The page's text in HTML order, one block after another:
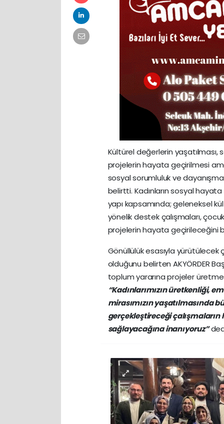
Kültürel değerlerin yaşatılması,
projelerin hayata geçirilmesi
sosyal sorumluluk ve
belirtti. Kadınların sosyal
yapı kapsamında; geleneksel
yönelik destek çalışmaları,
projelerin hayata geçirileceğini
Gönüllülük esasıyla yürütülecek
olduğunu belirten AKYÖRDER
toplum yararına projeler
“Kadınlarımızın üretkenliği,
mirasımızın yaşatılmasında
gerçekleştireceği
sağlayacağına inanıyoruz”